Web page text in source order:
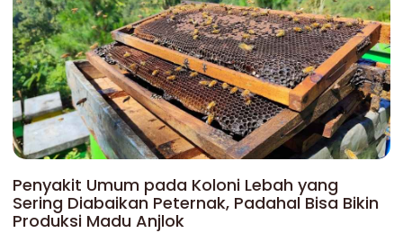
Penyakit Umum pada Koloni Lebah yang
Sering Diabaikan Peternak, Padahal Bisa Bikin
Produksi Madu Anjlok